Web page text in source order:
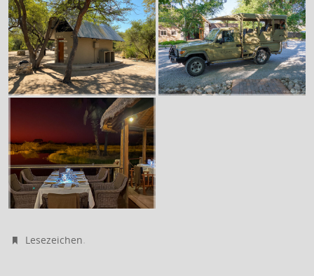
Lesezeichen.